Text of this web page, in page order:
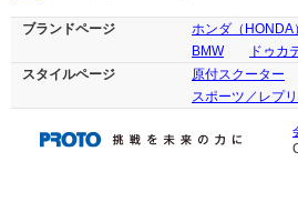
ブランドページ ホンダ（HONDA）
BMW
ドゥカ
スタイルページ
原付スクーター
スポーツ／レプ